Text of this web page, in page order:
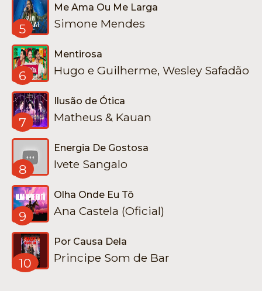
5
Me Ama Ou Me Larga
Simone Mendes
6
Mentirosa
Hugo e Guilherme, Wesley Safadão
7
Ilusão de Ótica
Matheus & Kauan
8
Energia De Gostosa
Ivete Sangalo
9
Olha Onde Eu Tô
Ana Castela (Oficial)
10
Por Causa Dela
Principe Som de Bar